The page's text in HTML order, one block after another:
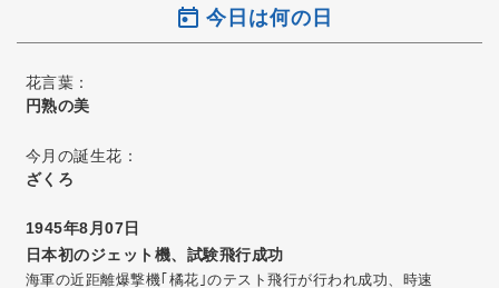
今日は何の日
花言葉：
円熟の美
今月の誕生花：
ざくろ
1945年8月07日
日本初のジェット機、試験飛行成功
海軍の近距離爆撃機｢橘花｣のテスト飛行が行われ成功、時速